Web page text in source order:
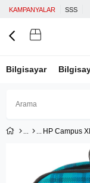
KAMPANYALAR SSS
Bilgisayar
Üye Girişi